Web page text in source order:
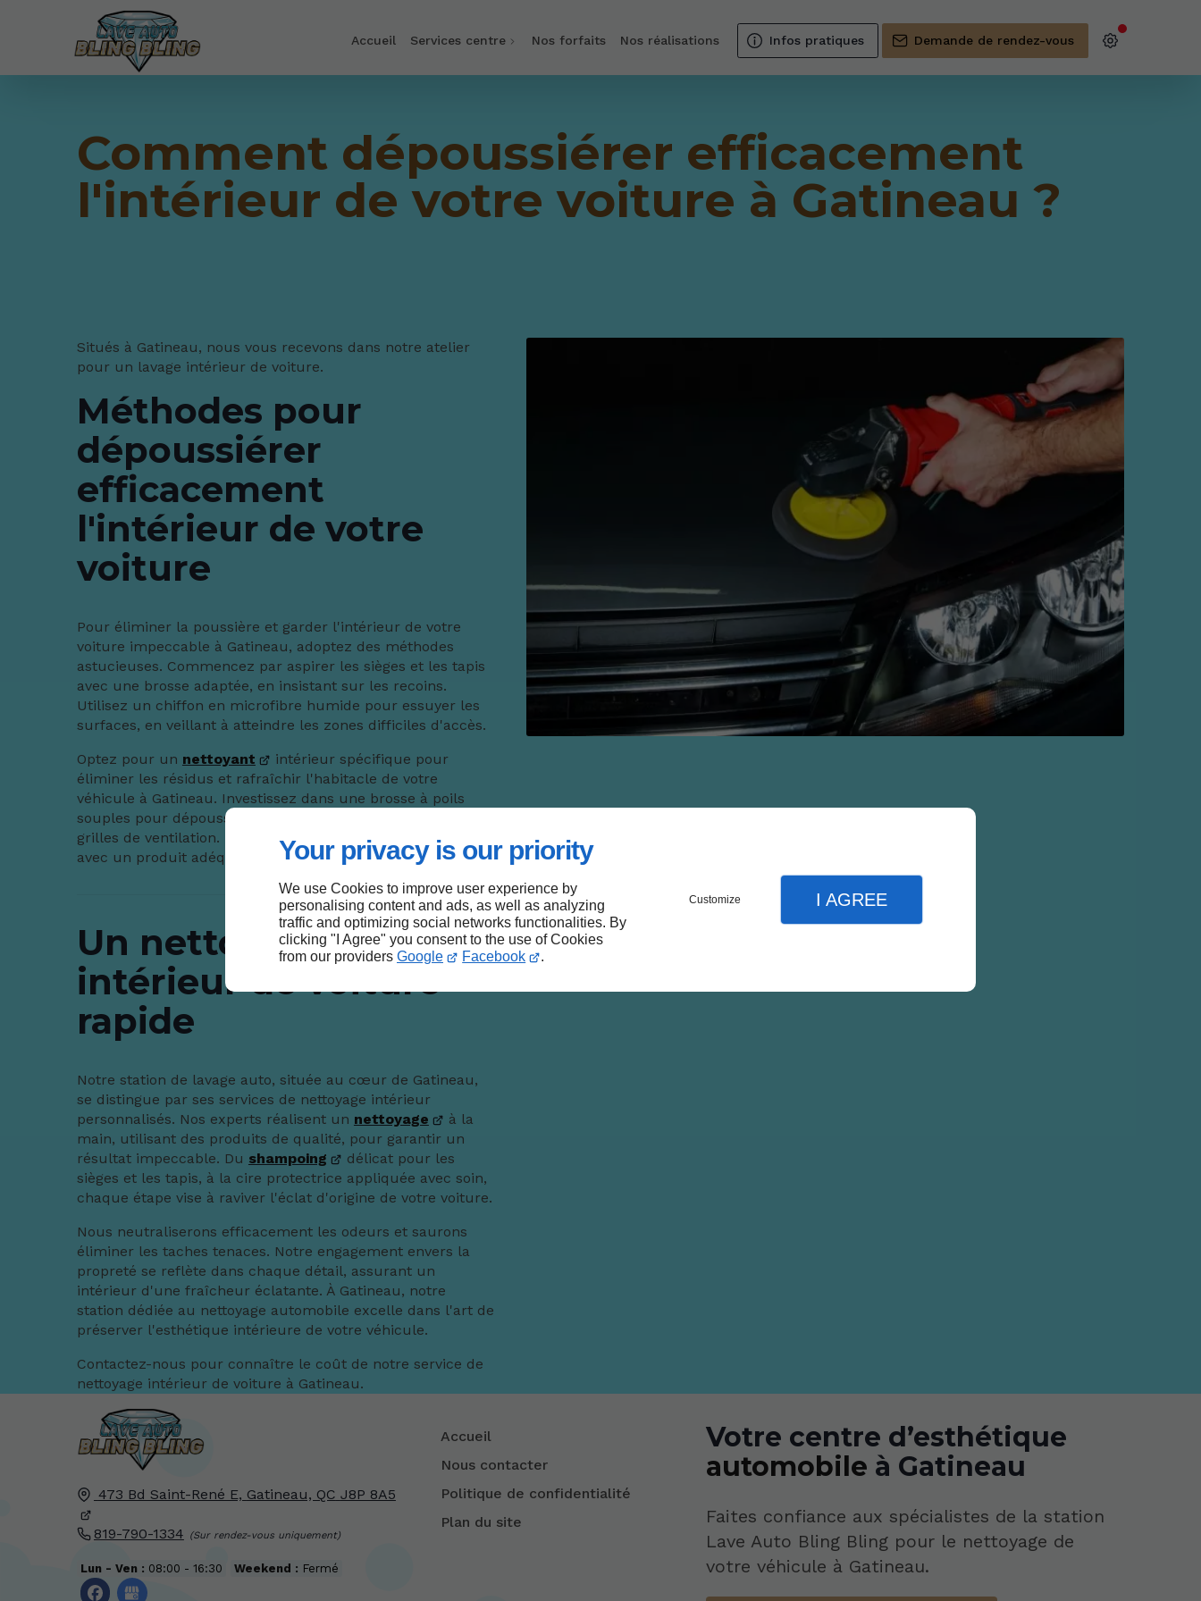
Your privacy is our priority
We use Cookies to improve user experience by
personalising content and ads, as well as analyzing
traffic and optimizing social networks functionalities. By
clicking "I Agree" you consent to the use of Cookies
from our providers Google Facebook .
Customize I AGREE
Accueil Services centre Nos forfaits Nos réalisations Infos pratiques Demande de rendez-vous
Comment dépoussiérer efficacement
l'intérieur de votre voiture à Gatineau ?
Situés à Gatineau, nous vous recevons dans notre atelier
pour un lavage intérieur de voiture.
Méthodes pour
dépoussiérer
efficacement
l'intérieur de votre
voiture
Pour éliminer la poussière et garder l'intérieur de votre
voiture impeccable à Gatineau, adoptez des méthodes
astucieuses. Commencez par aspirer les sièges et les tapis
avec une brosse adaptée, en insistant sur les recoins.
Utilisez un chiffon en microfibre humide pour essuyer les
surfaces, en veillant à atteindre les zones difficiles d'accès.
Optez pour un nettoyant
intérieur spécifique pour
éliminer les résidus et rafraîchir l'habitacle de votre
véhicule à Gatineau. Investissez dans une brosse à poils
souples pour dépoussiérer les tableaux de bord et les
grilles de ventilation. Le nettoyage des vitres doit se faire
avec un produit adéquat pour une visibilité optimale.
Un nettoyage
intérieur de voiture
rapide
Notre station de lavage auto, située au cœur de Gatineau,
se distingue par ses services de nettoyage intérieur
personnalisés. Nos experts réalisent un nettoyage
à la
main, utilisant des produits de qualité, pour garantir un
résultat impeccable. Du shampoing
délicat pour les
sièges et les tapis, à la cire protectrice appliquée avec soin,
chaque étape vise à raviver l'éclat d'origine de votre voiture.
Nous neutraliserons efficacement les odeurs et saurons
éliminer les taches tenaces. Notre engagement envers la
propreté se reflète dans chaque détail, assurant un
intérieur d'une fraîcheur éclatante. À Gatineau, notre
station dédiée au nettoyage automobile excelle dans l'art de
préserver l'esthétique intérieure de votre véhicule.
Contactez-nous pour connaître le coût de notre service de
nettoyage intérieur de voiture à Gatineau.
473 Bd Saint-René E, Gatineau, QC J8P 8A5
819-790-1334
Lun - Ven : 08:00 - 16:30 Weekend : Fermé
Accueil
Nous contacter
Politique de confidentialité
Plan du site
Votre centre d’esthétique
automobile à Gatineau
Faites confiance aux spécialistes de la station
Lave Auto Bling Bling pour le nettoyage de
votre véhicule à Gatineau.